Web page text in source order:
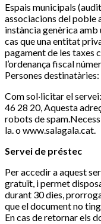
Espais municipals
associacions del poble
instància genèrica amb
cas que una entitat
pagament de les taxes
l’ordenança fiscal
Persones
Com sol·licitar el
46 28 20,Aquesta
robots de
la.o www.salagala.cat.
Servei de préstec
Per accedir a aquest
gratuït, i permet
durant 30 dies,
que el document no
En cas de retornar els